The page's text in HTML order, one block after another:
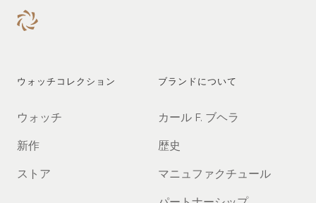
ウォッチコレクション
ウォッチ
新作
ストア
ブランドについて
カール F. ブヘラ
歴史
マニュファクチュール